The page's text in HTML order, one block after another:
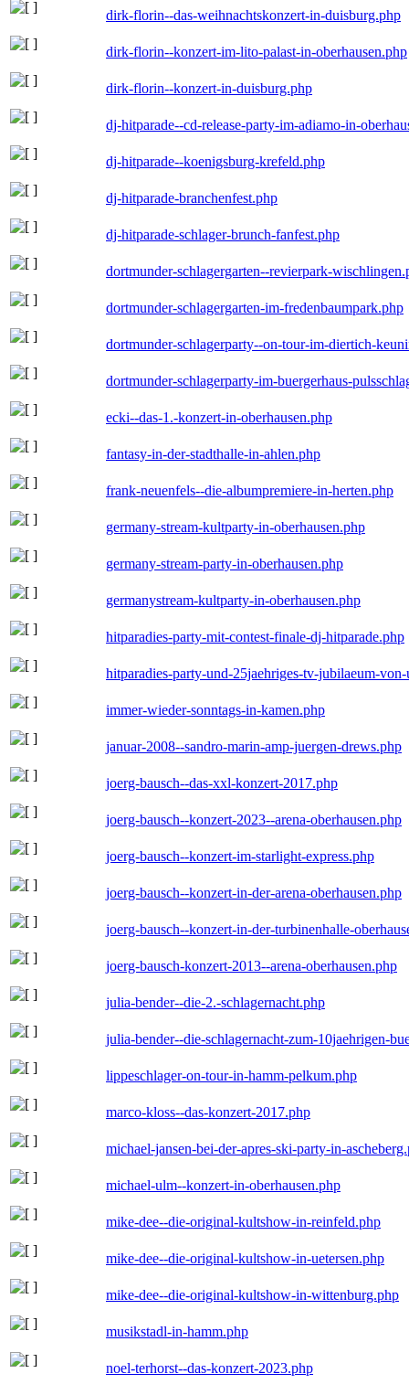
dirk-florin--das-weihnachtskonzert-in-duisburg.php
dirk-florin--konzert-im-lito-palast-in-oberhausen.php
dirk-florin--konzert-in-duisburg.php
dj-hitparade--cd-release-party-im-adiamo-in-
dj-hitparade--koenigsburg-krefeld.php
dj-hitparade-branchenfest.php
dj-hitparade-schlager-brunch-fanfest.php
dortmunder-schlagergarten--revierpark-
dortmunder-schlagergarten-im-fredenbaumpark.php
dortmunder-schlagerparty--on-tour-im-diertich-
dortmunder-schlagerparty-im-buergerhaus-
ecki--das-1.-konzert-in-oberhausen.php
fantasy-in-der-stadthalle-in-ahlen.php
frank-neuenfels--die-albumpremiere-in-herten.php
germany-stream-kultparty-in-oberhausen.php
germany-stream-party-in-oberhausen.php
germanystream-kultparty-in-oberhausen.php
hitparadies-party-mit-contest-finale-dj-hitparade.php
hitparadies-party-und-25jaehriges-tv-jubilaeum-
immer-wieder-sonntags-in-kamen.php
januar-2008--sandro-marin-amp-juergen-drews.php
joerg-bausch--das-xxl-konzert-2017.php
joerg-bausch--konzert-2023--arena-oberhausen.php
joerg-bausch--konzert-im-starlight-express.php
joerg-bausch--konzert-in-der-arena-oberhausen.php
joerg-bausch--konzert-in-der-turbinenhalle-
joerg-bausch-konzert-2013--arena-oberhausen.php
julia-bender--die-2.-schlagernacht.php
julia-bender--die-schlagernacht-zum-10jaehrigen-
lippeschlager-on-tour-in-hamm-pelkum.php
marco-kloss--das-konzert-2017.php
michael-jansen-bei-der-apres-ski-party-in-
michael-ulm--konzert-in-oberhausen.php
mike-dee--die-original-kultshow-in-reinfeld.php
mike-dee--die-original-kultshow-in-uetersen.php
mike-dee--die-original-kultshow-in-wittenburg.php
musikstadl-in-hamm.php
noel-terhorst--das-konzert-2023.php